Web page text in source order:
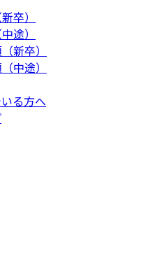
卒）
途）
新卒）
中途）
る方へ